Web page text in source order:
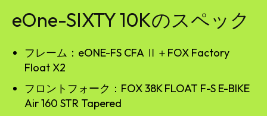
eOne-SIXTY 10Kのスペック
フレーム：eONE-FS CFA Ⅱ＋FOX Factory
Float X2
フロントフォーク：FOX 38K FLOAT F-S E-BIKE
Air 160 STR Tapered